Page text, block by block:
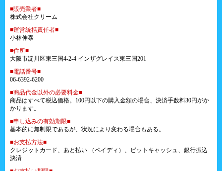
■販売業者■
株式会社クリーム
■運営統括責任者■
小林伸泰
■住所■
大阪市淀川区東三国4-2-4 インザグレイス東三国201
■電話番号■
06-6392-6200
■商品代金以外の必要料金■
商品はすべて税込価格。100円以下の購入金額の場合、決済手数料30円がか
かります。
■申し込みの有効期限■
基本的に無制限であるが、状況により変わる場合もある。
■お支払方法■
クレジットカード、あと払い （ペイディ）、ビットキャッシュ、銀行振込
決済